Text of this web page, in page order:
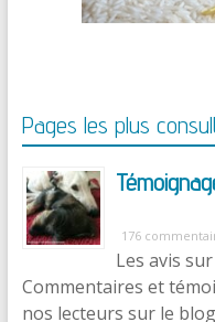
Pages les plus
176
Les avis
Commentaires et
nos lecteurs sur le